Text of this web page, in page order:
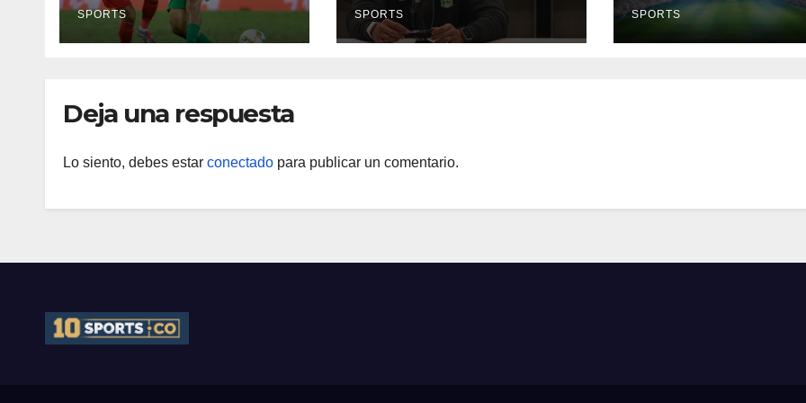
clásico por motivos
de seguridad
SPORTS SPORTS SPORTS
Deja una respuesta
Lo siento, debes estar conectado para publicar un comentario.